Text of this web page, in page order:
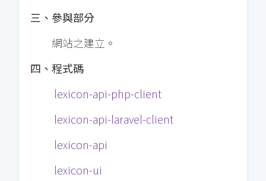
三、參與部分
網站之建立。
四、程式碼
lexicon-api-php-client
lexicon-api-laravel-client
lexicon-api
lexicon-ui